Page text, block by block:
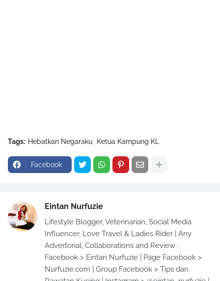
Tags: Hebatkan Negaraku Ketua Kampung KL
Facebook
Eintan Nurfuzie
Lifestyle Blogger, Veterinarian, Social Media
Influencer, Love Travel & Ladies Rider | Any
Advertorial, Collaborations and Review :
Facebook > Eintan Nurfuzie | Page Facebook >
Nurfuzie.com | Group Facebook > Tips dan